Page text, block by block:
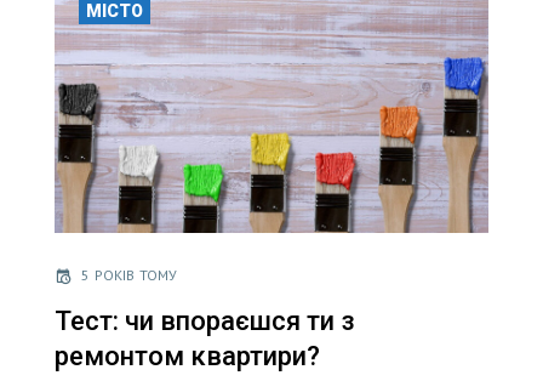
МІСТО
5 РОКІВ ТОМУ
Тест: чи впораєшся ти з
ремонтом квартири?